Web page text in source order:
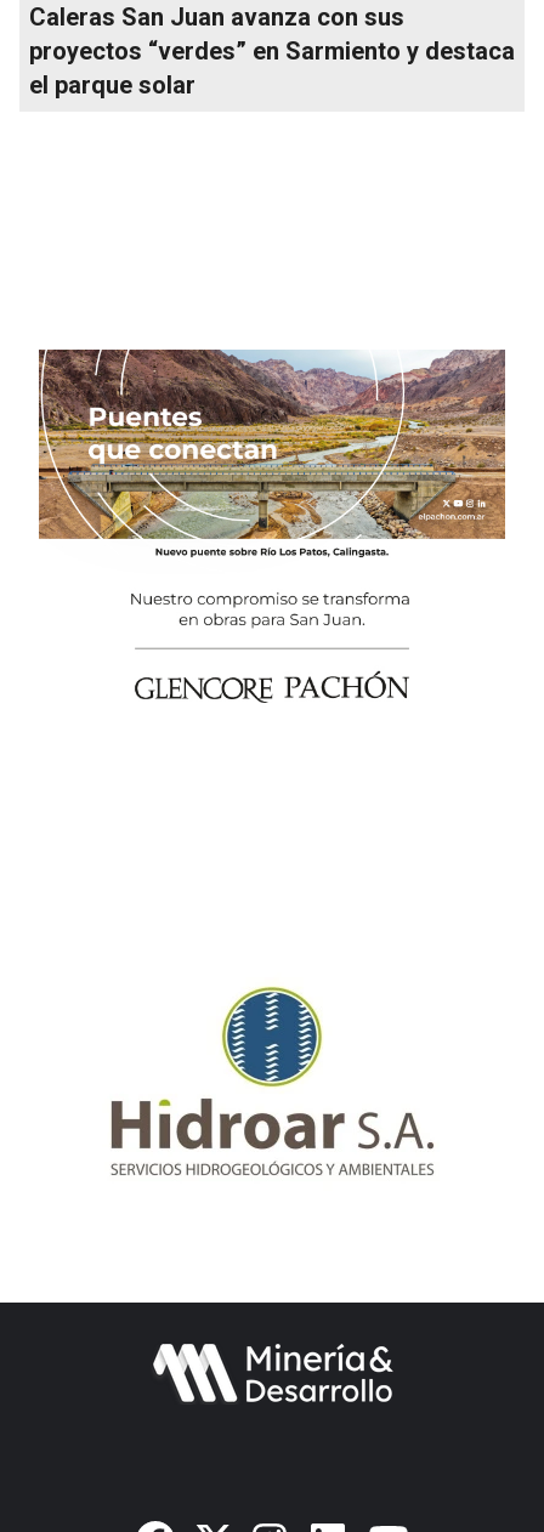
Caleras San Juan avanza con sus
proyectos “verdes” en Sarmiento y destaca
el parque solar